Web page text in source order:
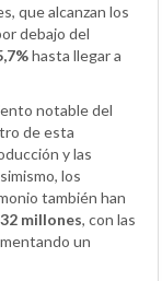
que alcanzan los
debajo del
hasta llegar a
notable del
de esta
y las
los
también han
millones, con las
un